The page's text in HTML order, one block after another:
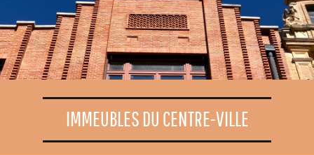
IMMEUBLES DU CENTRE-VILLE